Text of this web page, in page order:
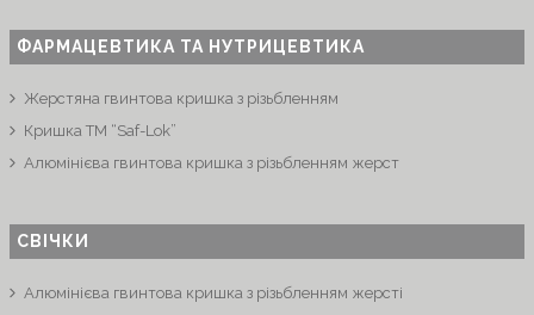
ФАРМАЦЕВТИКА ТА НУТРИЦЕВТИКА
Жерстяна гвинтова кришка з різьбленням
Кришка ТМ “Saf-Lok”
Алюмінієва гвинтова кришка з різьбленням жерст
СВІЧКИ
Алюмінієва гвинтова кришка з різьбленням жерсті